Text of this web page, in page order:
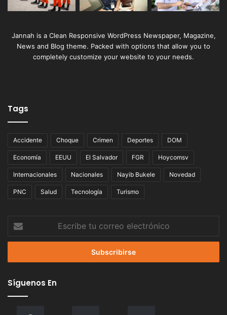
Jannah is a Clean Responsive WordPress Newspaper, Magazine,
News and Blog theme. Packed with options that allow you to
completely customize your website to your needs.
Tags
Accidente Choque Crimen Deportes DOM
Economía EEUU El Salvador FGR Hoycomsv
Internacionales Nacionales Nayib Bukele Novedad
PNC Salud Tecnología Turismo
Escribe
tu
correo
Síguenos En